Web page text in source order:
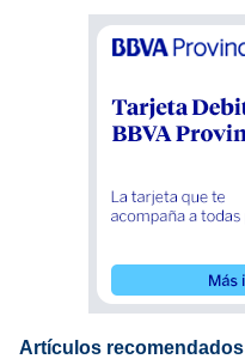
Artículos recomendados